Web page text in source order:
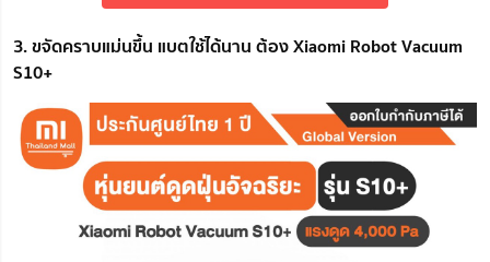
3. ขจัดคราบแม่นขึ้น แบตใช้ได้นาน ต้อง Xiaomi Robot Vacuum
S10+